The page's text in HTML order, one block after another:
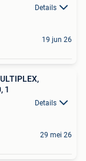
Details
19 jun 26
1
Details
29 mei 26